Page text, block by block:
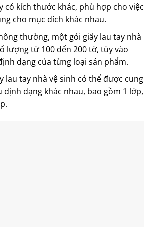
có kích thước khác, phù hợp cho việc
cho mục đích khác nhau.
thường, một gói giấy lau tay nhà
lượng từ 100 đến 200 tờ, tùy vào
dạng của từng loại sản phẩm.
lau tay nhà vệ sinh có thể được cung
định dạng khác nhau, bao gồm 1 lớp,